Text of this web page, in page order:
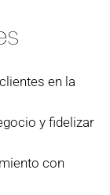
en la
y fidelizar
con